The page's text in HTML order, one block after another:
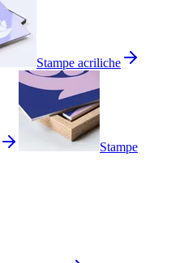
Stampe acriliche
Stampe